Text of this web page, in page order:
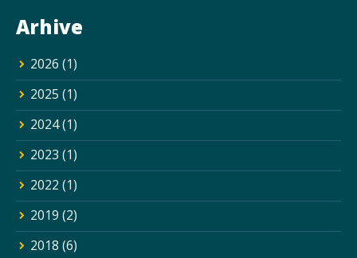
Arhive
2026 (1)
2025 (1)
2024(1)
2023 (1)
2022 (1)
2019 (2)
2018 (6)